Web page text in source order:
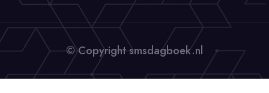
© Copyright smsdagboek.nl